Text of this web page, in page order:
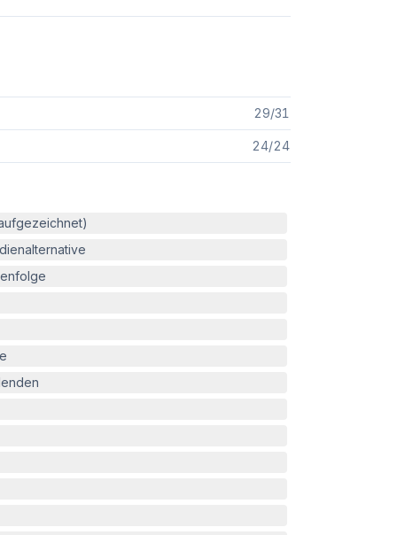
29/31
24/24